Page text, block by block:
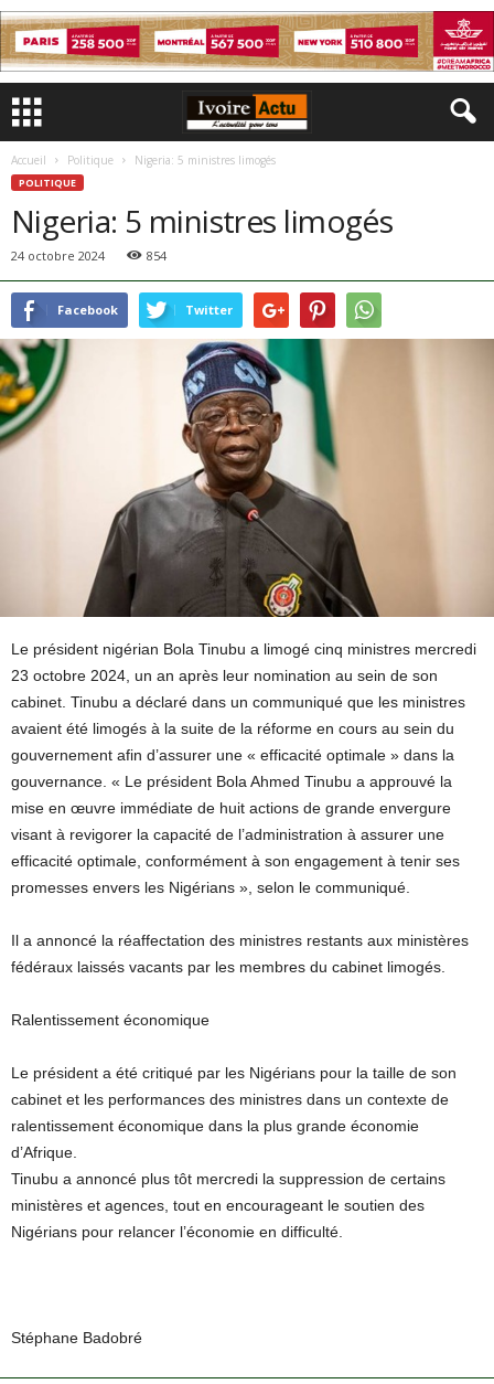
Accueil Politique Nigeria: 5 ministres limogés
POLITIQUE
Nigeria: 5 ministres limogés
24 octobre 2024 854
Facebook Twitter
Le président nigérian Bola Tinubu a limogé cinq ministres mercredi
23 octobre 2024, un an après leur nomination au sein de son
cabinet. Tinubu a déclaré dans un communiqué que les ministres
avaient été limogés à la suite de la réforme en cours au sein du
gouvernement afin d’assurer une « efficacité optimale » dans la
gouvernance. « Le président Bola Ahmed Tinubu a approuvé la
mise en œuvre immédiate de huit actions de grande envergure
visant à revigorer la capacité de l’administration à assurer une
efficacité optimale, conformément à son engagement à tenir ses
promesses envers les Nigérians », selon le communiqué.
Il a annoncé la réaffectation des ministres restants aux ministères
fédéraux laissés vacants par les membres du cabinet limogés.
Ralentissement économique
Le président a été critiqué par les Nigérians pour la taille de son
cabinet et les performances des ministres dans un contexte de
ralentissement économique dans la plus grande économie
d’Afrique.
Tinubu a annoncé plus tôt mercredi la suppression de certains
ministères et agences, tout en encourageant le soutien des
Nigérians pour relancer l’économie en difficulté.
Stéphane Badobré